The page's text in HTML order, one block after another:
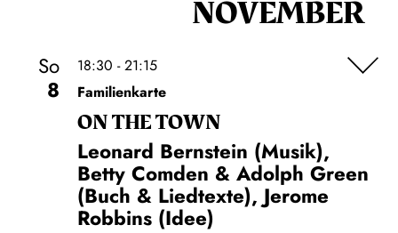
NOVEMBER
So
8
18:30 - 21:15
Familienkarte
ON THE TOWN
Leonard Bernstein (Musik),
Betty Comden & Adolph Green
(Buch & Liedtexte), Jerome
Robbins (Idee)